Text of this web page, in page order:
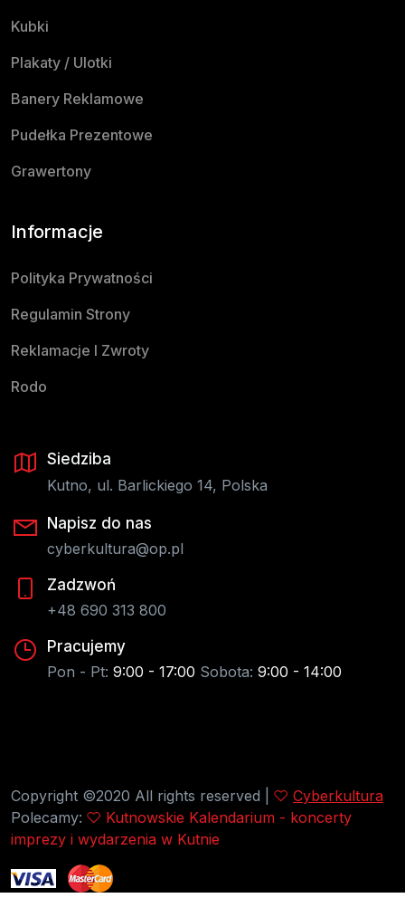
Kubki
Plakaty / Ulotki
Banery Reklamowe
Pudełka Prezentowe
Grawertony
Informacje
Polityka Prywatności
Regulamin Strony
Reklamacje I Zwroty
Rodo
Siedziba
Kutno, ul. Barlickiego 14, Polska
Napisz do nas
cyberkultura@op.pl
Zadzwoń
+48 690 313 800
Pracujemy
Pon - Pt: 9:00 - 17:00 Sobota: 9:00 - 14:00
Copyright ©2020 All rights reserved |
Cyberkultura
Polecamy:
Kutnowskie Kalendarium - koncerty
imprezy i wydarzenia w Kutnie